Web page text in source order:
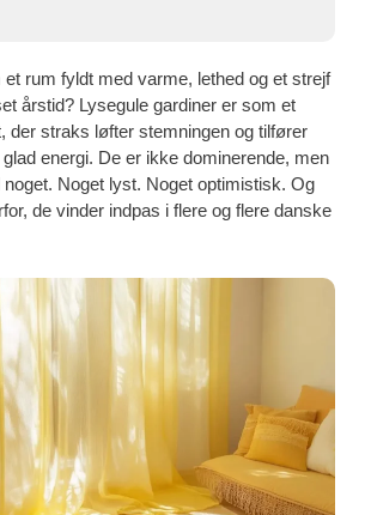
rum fyldt med varme, lethed og et strejf
årstid? Lysegule gardiner er som et
der straks løfter stemningen og tilfører
energi. De er ikke dominerende, men
noget. Noget lyst. Noget optimistisk. Og
de vinder indpas i flere og flere danske